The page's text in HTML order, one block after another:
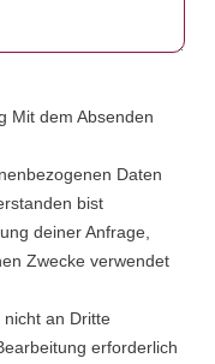
Mit dem Absenden
Daten
bist
deiner Anfrage,
Zwecke verwendet
an Dritte
erforderlich